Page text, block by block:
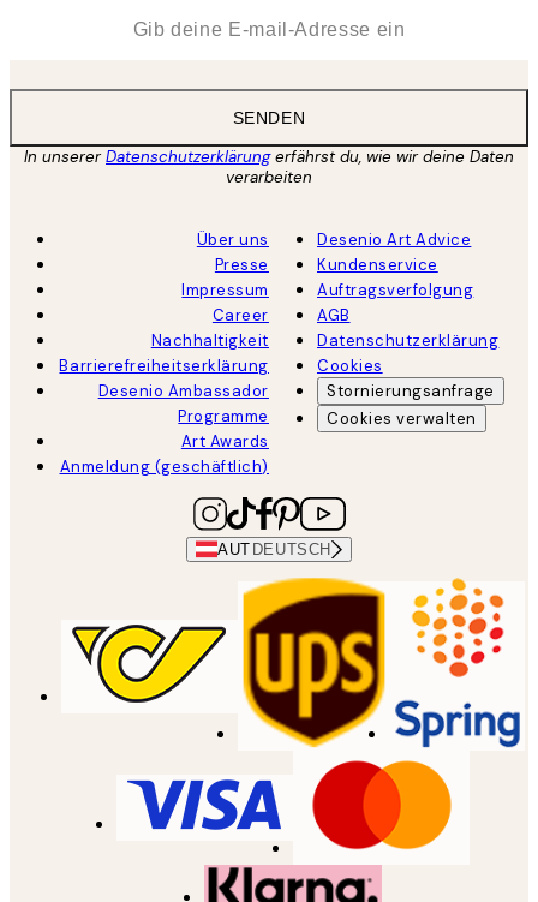
SENDEN
In unsererDatenschutzerklärungerfährst du, wie wir deine Daten
verarbeiten
Über uns
Presse
Impressum
Career
Nachhaltigkeit
Barrierefreiheitserklärung
Desenio Ambassador
Programme
Art Awards
Anmeldung (geschäftlich)
Desenio Art Advice
Kundenservice
Auftragsverfolgung
AGB
Datenschutzerklärung
Cookies
Stornierungsanfrage
Cookies verwalten
AUT DEUTSCH